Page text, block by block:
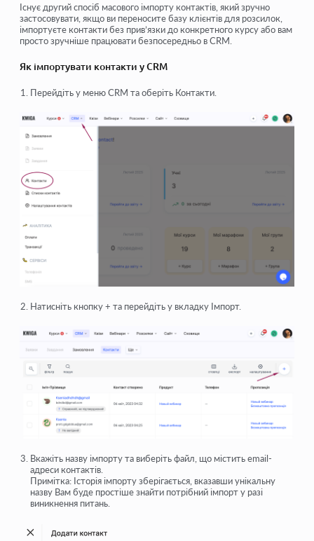
Існує другий спосіб масового імпорту контактів, який зручно
застосовувати, якщо ви переносите базу клієнтів для розсилок,
імпортуєте контакти без прив’язки до конкретного курсу або вам
просто зручніше працювати безпосередньо в CRM.
Як імпортувати контакти у CRM
Перейдіть у меню CRM та оберіть Контакти
Натисніть кнопку+ та перейдіть у вкладку Імпорт.
Вкажіть назву імпортута виберіть файл, що містить email-
адреси контактів.
Примітка: Історія імпорту зберігається, вказавши унікальну
назву Вам буде простіше знайти потрібний імпорт у разі
виникнення питань.